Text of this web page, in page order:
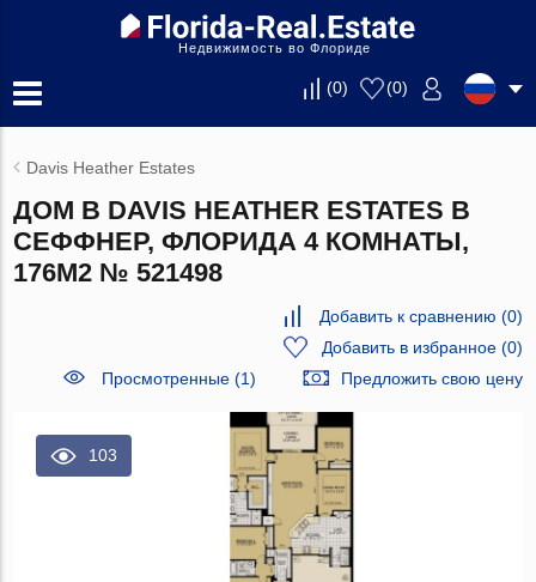
Недвижимость во Флориде
(0) (0)
Davis Heather Estates
ДОМ В DAVIS HEATHER ESTATES В
СЕФФНЕР, ФЛОРИДА 4 КОМНАТЫ,
176М2 № 521498
Добавить к сравнению (0)
Добавить в избранное(0)
Просмотренные (1)
Предложить свою цену
103